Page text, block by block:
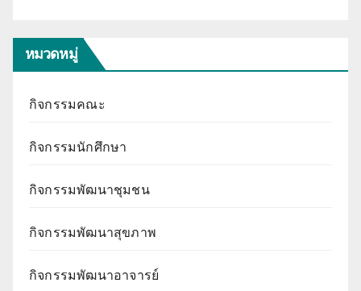
หมวดหมู่
กิจกรรมคณะ
กิจกรรมนักศึกษา
กิจกรรมพัฒนาชุมชน
กิจกรรมพัฒนาสุขภาพ
กิจกรรมพัฒนาอาจารย์